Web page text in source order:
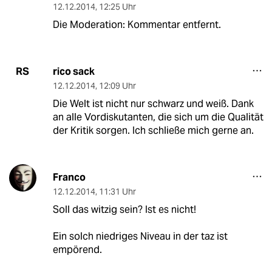
12.12.2014, 12:25 Uhr
Die Moderation: Kommentar entfernt.
RS rico sack
12.12.2014, 12:09 Uhr
Die Welt ist nicht nur schwarz und weiß. Dank
an alle Vordiskutanten, die sich um die Qualität
der Kritik sorgen. Ich schließe mich gerne an.
Franco
12.12.2014, 11:31 Uhr
Soll das witzig sein? Ist es nicht!
Ein solch niedriges Niveau in der taz ist
empörend.